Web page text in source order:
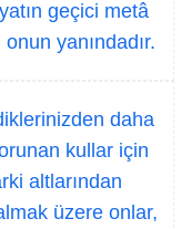
geçici metâ
yanındadır.
daha
kullar için
altlarından
üzere onlar,